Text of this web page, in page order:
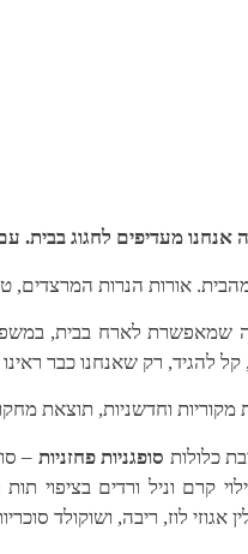
מעדיפים לחגוג בבית. עם
אורות הנרות המרצדים,
לארח בבית, במשפחה
קל להגיד, רק שאנחנו כבר
מקוריות וחדשניות, תוצאת
כלולות סופגניות פחזניות –
קרם וניל ורדים בציפוי תות
אגוזי לוז, ריבה, ושוקולד